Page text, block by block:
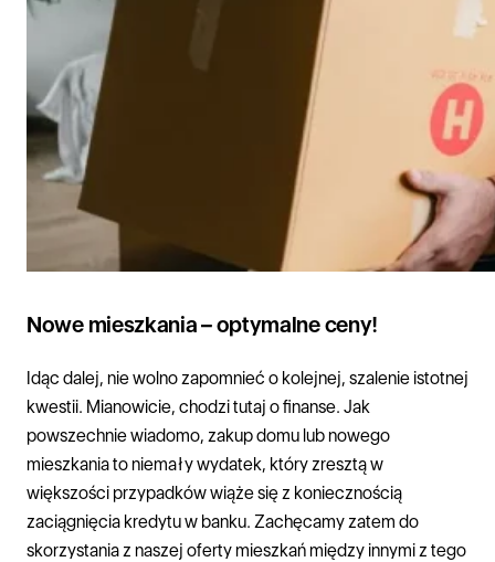
Nowe mieszkania – optymalne ceny!
Idąc dalej, nie wolno zapomnieć o kolejnej, szalenie istotnej
kwestii. Mianowicie, chodzi tutaj o finanse. Jak
powszechnie wiadomo, zakup domu lub nowego
mieszkania to niemały wydatek, który zresztą w
większości przypadków wiąże się z koniecznością
zaciągnięcia kredytu w banku. Zachęcamy zatem do
skorzystania z naszej oferty mieszkań między innymi z tego